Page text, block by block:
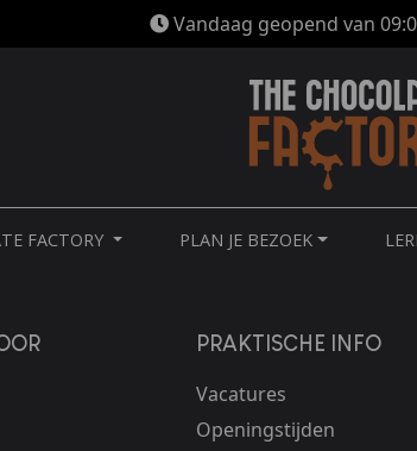
Vandaag geopend van
FACTORY PLAN JE BEZOEK
PRAKTISCHE INFO
Vacatures
Openingstijden